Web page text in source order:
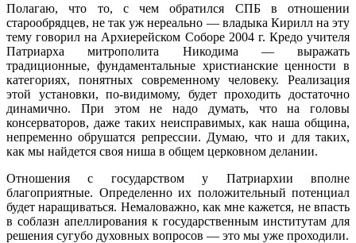
Полагаю, что то, с чем обратился СПБ в отношении
старообрядцев, не так уж нереально — владыка Кирилл на эту
тему говорил на Архиерейском Соборе 2004 г. Кредо учителя
Патриарха митрополита Никодима — выражать
традиционные, фундаментальные христианские ценности в
категориях, понятных современному человеку. Реализация
этой установки, по-видимому, будет проходить достаточно
динамично. При этом не надо думать, что на головы
консерваторов, даже таких неисправимых, как наша община,
непременно обрушатся репрессии. Думаю, что и для таких,
как мы найдется своя ниша в общем церковном делании.
Отношения с государством у Патриархии вполне
благоприятные. Определенно их положительный потенциал
будет наращиваться. Немаловажно, как мне кажется, не впасть
в соблазн апеллирования к государственным институтам для
решения сугубо духовных вопросов — это мы уже проходили.